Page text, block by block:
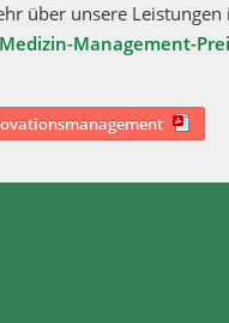
über unsere Leistungen
Management-